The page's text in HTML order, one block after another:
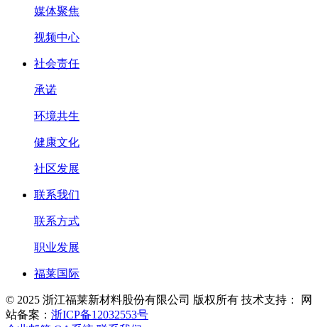
媒体聚焦
视频中心
社会责任
承诺
环境共生
健康文化
社区发展
联系我们
联系方式
职业发展
福莱国际
© 2025 浙江福莱新材料股份有限公司 版权所有 技术支持：
网
站备案： 浙ICP备12032553号